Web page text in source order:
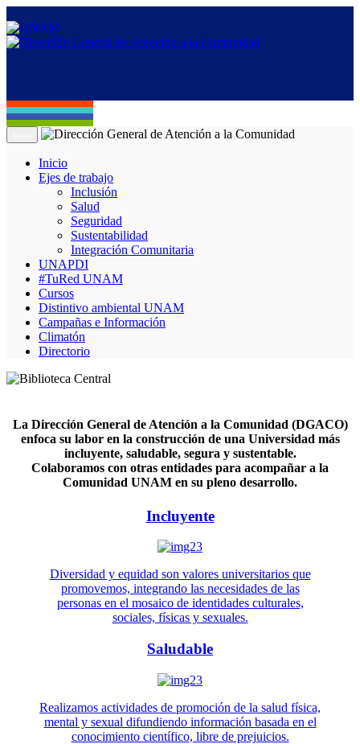
Inicio
Ejes de trabajo
Inclusión
Salud
Seguridad
Sustentabilidad
Integración Comunitaria
UNAPDI
#TuRed UNAM
Cursos
Distintivo ambiental UNAM
Campañas e Información
Climatón
Directorio
La Dirección General de Atención a la Comunidad (DGACO)
enfoca su labor en la construcción de una Universidad más
incluyente, saludable, segura y sustentable.
Colaboramos con otras entidades para acompañar a la
Comunidad UNAM en su pleno desarrollo.
Incluyente
Diversidad y equidad son valores universitarios que
promovemos, integrando las necesidades de las
personas en el mosaico de identidades culturales,
sociales, físicas y sexuales.
Saludable
Realizamos actividades de promoción de la salud física,
mental y sexual difundiendo información basada en el
conocimiento científico, libre de prejuicios.